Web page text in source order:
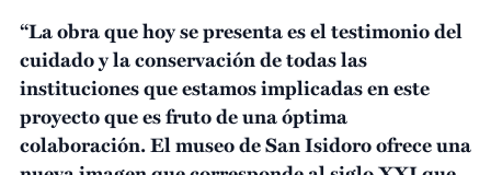
“La obra que hoy se presenta es el testimonio del
cuidado y la conservación de todas las
instituciones que estamos implicadas en este
proyecto que es fruto de una óptima
colaboración. El museo de San Isidoro ofrece una